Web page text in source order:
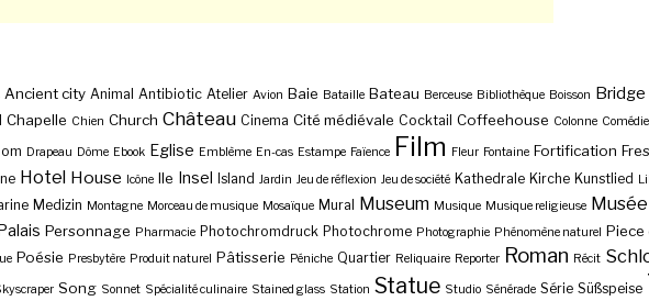
Ancient city Animal Antibiotic Atelier Avion Baie Bataille Bateau Berceuse Bibliothèque Boisson Bridge
Chapelle Chien Church Château Cinema Cité médiévale Cocktail Coffeehouse Colonne
Drapeau Dôme Ebook Eglise Emblème En-cas Estampe Faïence Film Fleur Fontaine Fortification
Hotel House Icône Ile Insel Island Jardin Jeu de réflexion Jeu de société Kathedrale Kirche Kunstlied
Medizin Montagne Morceau de musique Mosaïque Mural Museum Musique Musique religieuse Musée
Personnage Pharmacie Photochromdruck Photochrome Photographie Phénomène naturel Piece
Poésie Presbytère Produit naturel Pâtisserie Péniche Quartier Reliquaire Reporter Roman Récit
Song Sonnet Spécialité culinaire Stained glass Station Statue Studio Sénérade Série Süßspeise